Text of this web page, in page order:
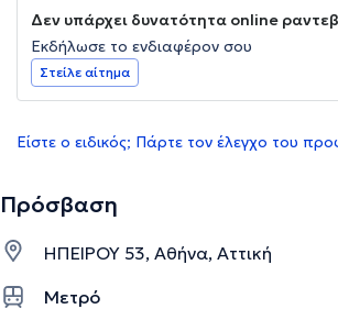
Δεν υπάρχει δυνατότητα online
Εκδήλωσε το ενδιαφέρον σου
Στείλε αίτημα
Είστε ο ειδικός; Πάρτε τον έλεγχο του
Πρόσβαση
ΗΠΕΙΡΟΥ 53, Αθήνα, Αττική
Μετρό